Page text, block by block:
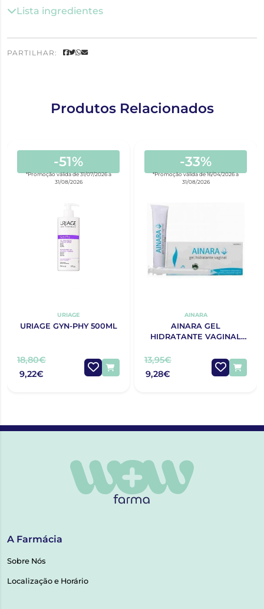
Lista ingredientes
PARTILHAR:
Produtos Relacionados
-51%
*Promoção válida de 31/07/2026 a
31/08/2026
URIAGE
URIAGE GYN-PHY 500ML
18,80€
9,22€
-33%
*Promoção válida de 16/04/2026 a
31/08/2026
AINARA
AINARA GEL
HIDRATANTE VAGINAL
13,95€
9,28€
A Farmácia
Sobre Nós
Localização e Horário